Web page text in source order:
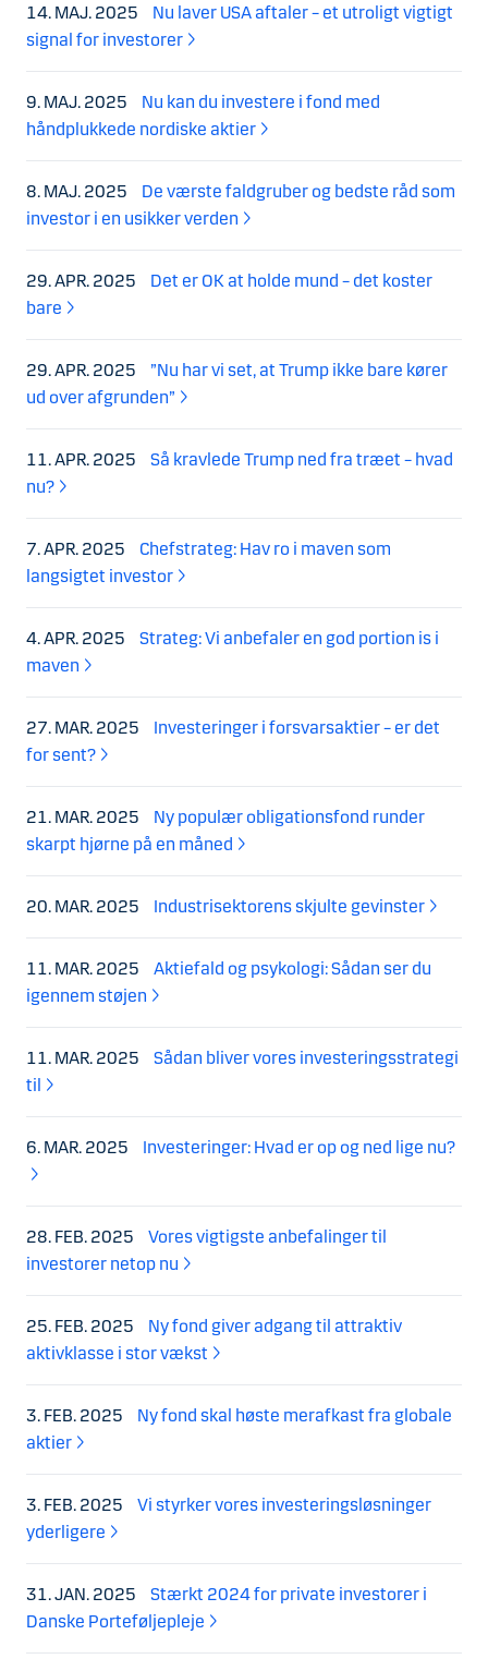
14. MAJ. 2025
Nu laver USA aftaler – et utroligt vigtigt
signal for investorer
9. MAJ. 2025
Nu kan du investere i fond med
håndplukkede nordiske aktier
8. MAJ. 2025
De værste faldgruber og bedste råd som
investor i en usikker verden
29. APR. 2025
Det er OK at holde mund – det koster
bare
29. APR. 2025
”Nu har vi set, at Trump ikke bare kører
ud over afgrunden”
11. APR. 2025
Så kravlede Trump ned fra træet – hvad
nu?
7. APR. 2025
Chefstrateg: Hav ro i maven som
langsigtet investor
4. APR. 2025
Strateg: Vi anbefaler en god portion is i
maven
27. MAR. 2025
Investeringer i forsvarsaktier – er det
for sent?
21. MAR. 2025
Ny populær obligationsfond runder
skarpt hjørne på en måned
20. MAR. 2025 Industrisektorens skjulte gevinster
11. MAR. 2025
Aktiefald og psykologi: Sådan ser du
igennem støjen
11. MAR. 2025
Sådan bliver vores investeringsstrategi
til
6. MAR. 2025 Investeringer: Hvad er op og ned lige nu?
28. FEB. 2025
Vores vigtigste anbefalinger til
investorer netop nu
25. FEB. 2025
Ny fond giver adgang til attraktiv
aktivklasse i stor vækst
3. FEB. 2025
Ny fond skal høste merafkast fra globale
aktier
3. FEB. 2025
Vi styrker vores investeringsløsninger
yderligere
31. JAN. 2025
Stærkt 2024 for private investorer i
Danske Porteføljepleje